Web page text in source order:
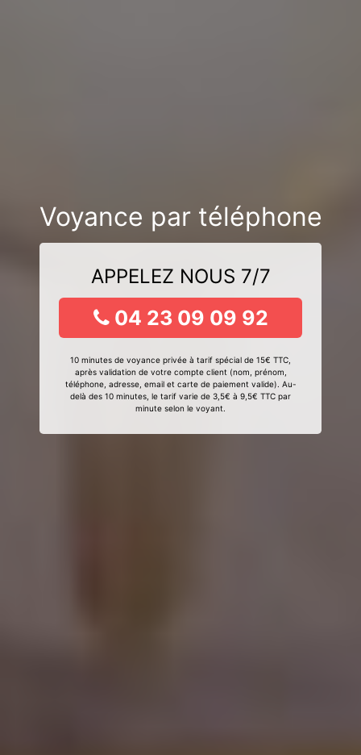
Voyance par téléphone
APPELEZ NOUS 7/7
04 23 09 09 92
10 minutes de voyance privée à tarif spécial de 15€ TTC,
après validation de votre compte client (nom, prénom,
téléphone, adresse, email et carte de paiement valide). Au-
delà des 10 minutes, le tarif varie de 3,5€ à 9,5€ TTC par
minute selon le voyant.